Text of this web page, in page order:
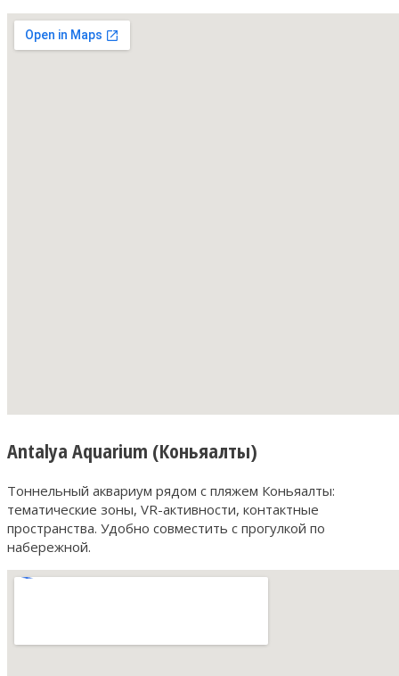
Antalya Aquarium (Коньяалты)
Тоннельный аквариум рядом с пляжем Коньяалты:
тематические зоны, VR-активности, контактные
пространства. Удобно совместить с прогулкой по
набережной.